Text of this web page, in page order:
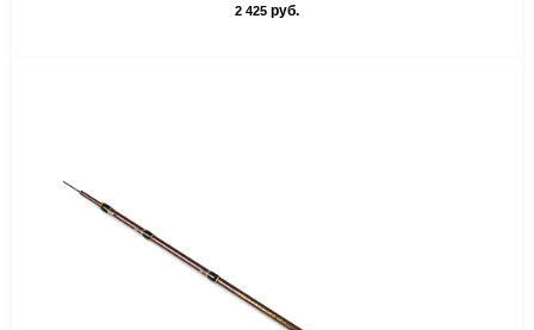
2 425 руб.